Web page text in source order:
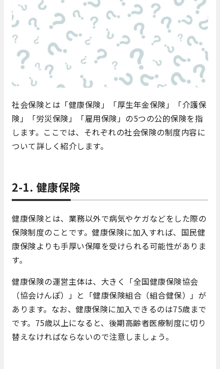
社会保険とは「健康保険」「厚生年金保険」「介護保
険」「労災保険」「雇用保険」の5つの公的保険を指
します。ここでは、それぞれの社会保険の制度内容に
ついて詳しく紹介します。
2-1. 健康保険
健康保険とは、業務以外で病気やケガなどをした際の
保険制度のことです。健康保険に加入すれば、国民健
康保険よりも手厚い保障を受けられる可能性がありま
す。
健康保険の運営主体は、大きく「全国健康保険協会
（協会けんぽ）」と「健康保険組合（組合健保）」が
あります。なお、健康保険に加入できるのは75歳まで
です。75歳以上になると、後期高齢者医療制度に切り
替えなければならないので注意しましょう。